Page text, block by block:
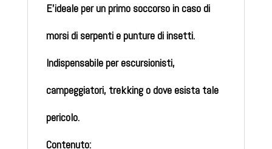
E’ideale per un primo soccorso in caso di
morsi di serpenti e punture di insetti.
Indispensabile per escursionisti,
campeggiatori, trekking o dove esista tale
pericolo.
Contenuto: